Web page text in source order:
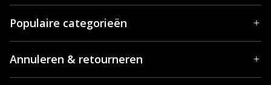
Populaire categorieën
Annuleren & retourneren